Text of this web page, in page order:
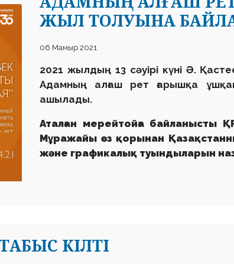
ЖЫЛ ТОЛУЫНА
06 Мамыр 2021
2021 жылдың 13 сәуірі күні Ә.
Адамның алғаш рет ғарышқа
ашылады.
Аталған мерейтойға байланысты
Мұражайы өз қорынан
және графикалық туындыларын
КІЛТІ